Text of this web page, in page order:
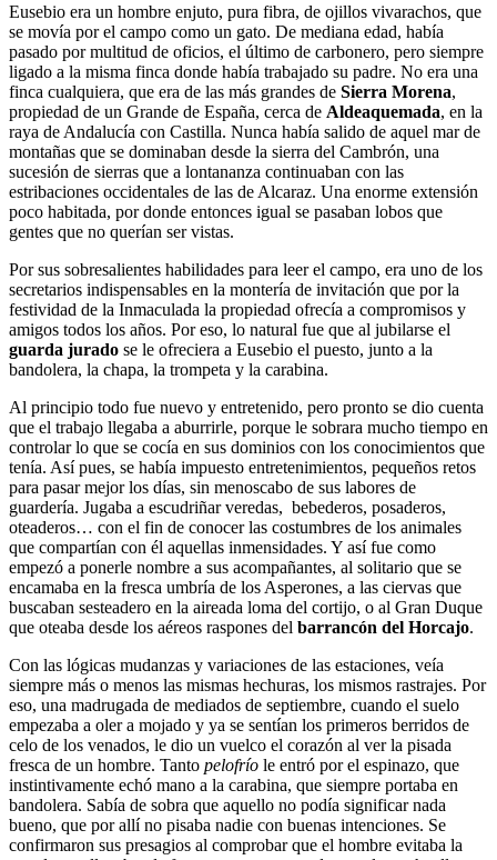
Eusebio era un hombre enjuto, pura fibra, de ojillos vivarachos, que
se movía por el campo como un gato. De mediana edad, había
pasado por multitud de oficios, el último de carbonero, pero siempre
ligado a la misma finca donde había trabajado su padre. No era una
finca cualquiera, que era de las más grandes de Sierra Morena,
propiedad de un Grande de España, cerca de Aldeaquemada, en la
raya de Andalucía con Castilla. Nunca había salido de aquel mar de
montañas que se dominaban desde la sierra del Cambrón, una
sucesión de sierras que a lontananza continuaban con las
estribaciones occidentales de las de Alcaraz. Una enorme extensión
poco habitada, por donde entonces igual se pasaban lobos que
gentes que no querían ser vistas.
Por sus sobresalientes habilidades para leer el campo, era uno de los
secretarios indispensables en la montería de invitación que por la
festividad de la Inmaculada la propiedad ofrecía a compromisos y
amigos todos los años. Por eso, lo natural fue que al jubilarse el
guarda jurado se le ofreciera a Eusebio el puesto, junto a la
bandolera, la chapa, la trompeta y la carabina.
Al principio todo fue nuevo y entretenido, pero pronto se dio cuenta
que el trabajo llegaba a aburrirle, porque le sobrara mucho tiempo en
controlar lo que se cocía en sus dominios con los conocimientos que
tenía. Así pues, se había impuesto entretenimientos, pequeños retos
para pasar mejor los días, sin menoscabo de sus labores de
guardería. Jugaba a escudriñar veredas, bebederos, posaderos,
oteaderos… con el fin de conocer las costumbres de los animales
que compartían con él aquellas inmensidades. Y así fue como
empezó a ponerle nombre a sus acompañantes, al solitario que se
encamaba en la fresca umbría de los Asperones, a las ciervas que
buscaban sesteadero en la aireada loma del cortijo, o al Gran Duque
que oteaba desde los aéreos raspones del barrancón del Horcajo.
Con las lógicas mudanzas y variaciones de las estaciones, veía
siempre más o menos las mismas hechuras, los mismos rastrajes. Por
eso, una madrugada de mediados de septiembre, cuando el suelo
empezaba a oler a mojado y ya se sentían los primeros berridos de
celo de los venados, le dio un vuelco el corazón al ver la pisada
fresca de un hombre. Tanto pelofrío le entró por el espinazo, que
instintivamente echó mano a la carabina, que siempre portaba en
bandolera. Sabía de sobra que aquello no podía significar nada
bueno, que por allí no pisaba nadie con buenas intenciones. Se
confirmaron sus presagios al comprobar que el hombre evitaba la